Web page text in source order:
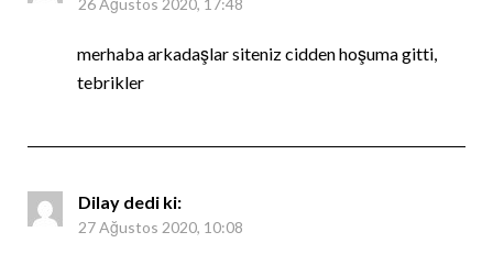
26 Ağustos 2020, 17:48
merhaba arkadaşlar siteniz cidden hoşuma gitti,
tebrikler
Dilay dedi ki:
27 Ağustos 2020, 10:08